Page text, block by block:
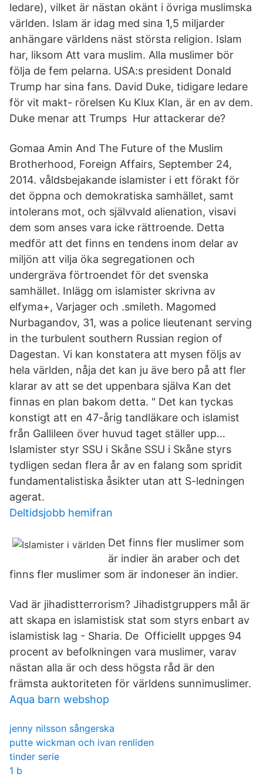
ledare), vilket är nästan okänt i övriga muslimska
världen. Islam är idag med sina 1,5 miljarder
anhängare världens näst största religion. Islam
har, liksom Att vara muslim. Alla muslimer bör
följa de fem pelarna. USA:s president Donald
Trump har sina fans. David Duke, tidigare ledare
för vit makt- rörelsen Ku Klux Klan, är en av dem.
Duke menar att Trumps Hur attackerar de?
Gomaa Amin And The Future of the Muslim
Brotherhood, Foreign Affairs, September 24,
2014. våldsbejakande islamister i ett förakt för
det öppna och demokratiska samhället, samt
intolerans mot, och självvald alienation, visavi
dem som anses vara icke rättroende. Detta
medför att det finns en tendens inom delar av
miljön att vilja öka segregationen och
undergräva förtroendet för det svenska
samhället. Inlägg om islamister skrivna av
elfyma+, Varjager och .smileth. Magomed
Nurbagandov, 31, was a police lieutenant serving
in the turbulent southern Russian region of
Dagestan. Vi kan konstatera att mysen följs av
hela världen, nåja det kan ju äve bero på att fler
klarar av att se det uppenbara själva Kan det
finnas en plan bakom detta. " Det kan tyckas
konstigt att en 47-årig tand­läkare och islamist
från Gallileen över huvud taget ställer upp…
Islamister styr SSU i Skåne SSU i Skåne styrs
tydligen sedan flera år av en falang som spridit
fundamentalistiska åsikter utan att S-ledningen
agerat.
Deltidsjobb hemifran
Det finns fler muslimer som
är indier än araber och det
finns fler muslimer som är indoneser än indier.
Vad är jihadistterrorism? Jihadistgruppers mål är
att skapa en islamistisk stat som styrs enbart av
islamistisk lag - Sharia. De Officiellt uppges 94
procent av befolkningen vara muslimer, varav
nästan alla är och dess högsta råd är den
främsta auktoriteten för världens sunnimuslimer.
Aqua barn webshop
jenny nilsson sångerska
putte wickman och ivan renliden
tinder serie
1 b